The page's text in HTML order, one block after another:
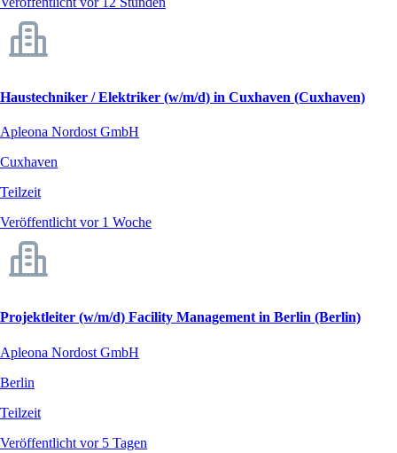
Haustechniker / Elektriker (w/m/d) in Cuxhaven (Cuxhaven)
Apleona Nordost GmbH
Cuxhaven
Teilzeit
Veröffentlicht vor 1 Woche
Projektleiter (w/m/d) Facility Management in Berlin (Berlin)
Apleona Nordost GmbH
Berlin
Teilzeit
Veröffentlicht vor 5 Tagen